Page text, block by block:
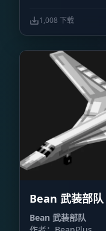
1,008 下载
Bean 武装部
Bean 武装部队